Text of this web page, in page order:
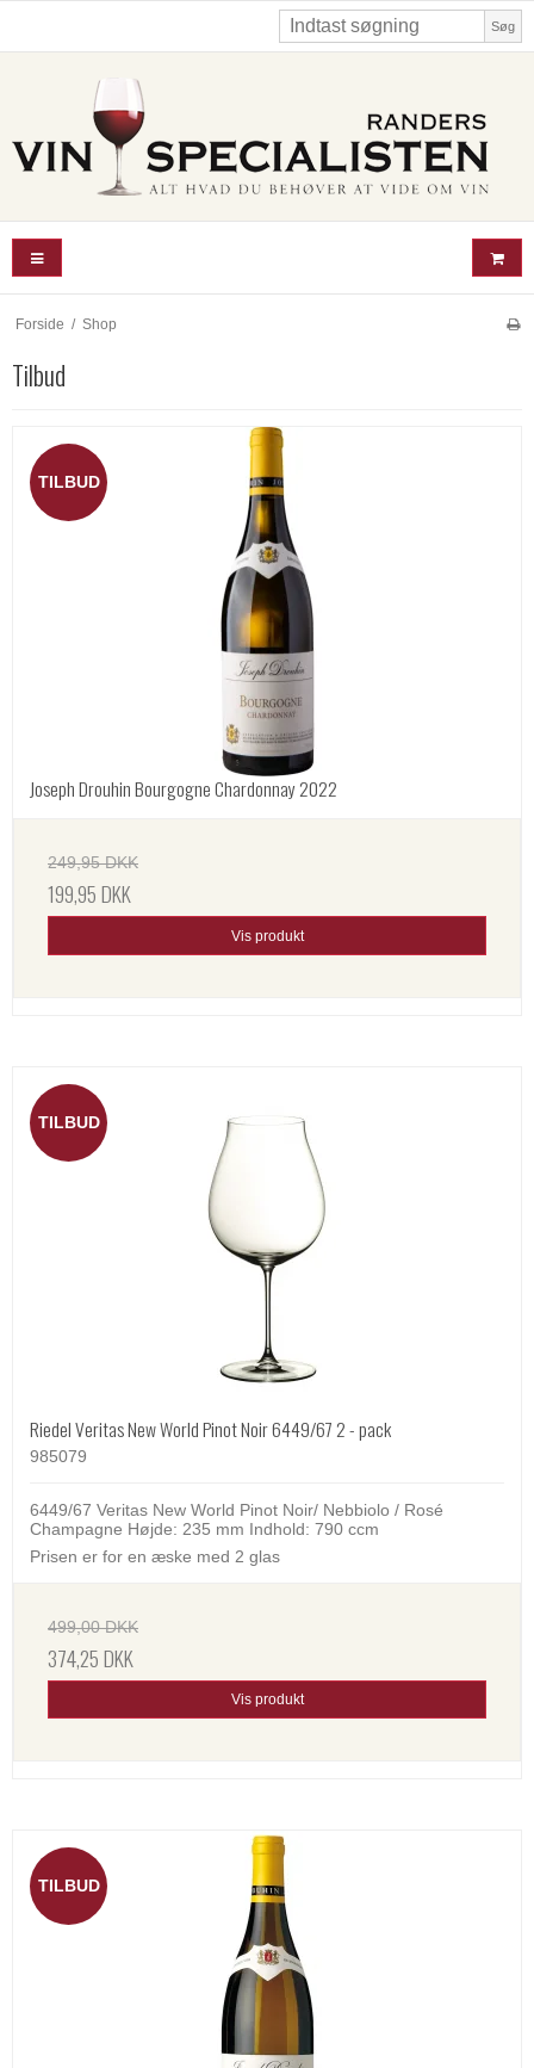
Søg
Forside / Shop
Tilbud
TILBUD
Joseph Drouhin Bourgogne Chardonnay 2022
249,95 DKK
199,95 DKK
Vis produkt
TILBUD
Riedel Veritas New World Pinot Noir 6449/67 2 - pack
985079
6449/67 Veritas New World Pinot Noir/ Nebbiolo / Rosé
Champagne Højde: 235 mm Indhold: 790 ccm
Prisen er for en æske med 2 glas
499,00 DKK
374,25 DKK
Vis produkt
TILBUD